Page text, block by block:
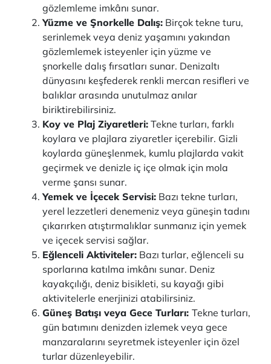
gözlemleme imkânı sunar.
Yüzme ve Şnorkelle Dalış: Birçok tekne turu,
serinlemek veya deniz yaşamını yakından
gözlemlemek isteyenler için yüzme ve
şnorkelle dalış fırsatları sunar. Denizaltı
dünyasını keşfederek renkli mercan resifleri ve
balıklar arasında unutulmaz anılar
biriktirebilirsiniz.
Koy ve Plaj Ziyaretleri: Tekne turları, farklı
koylara ve plajlara ziyaretler içerebilir. Gizli
koylarda güneşlenmek, kumlu plajlarda vakit
geçirmek ve denizle iç içe olmak için mola
verme şansı sunar.
Yemek ve İçecek Servisi: Bazı tekne turları,
yerel lezzetleri denemeniz veya güneşin tadını
çıkarırken atıştırmalıklar sunmanız için yemek
ve içecek servisi sağlar.
Eğlenceli Aktiviteler: Bazı turlar, eğlenceli su
sporlarına katılma imkânı sunar. Deniz
kayakçılığı, deniz bisikleti, su kayağı gibi
aktivitelerle enerjinizi atabilirsiniz.
Güneş Batışı veya Gece Turları: Tekne turları,
gün batımını denizden izlemek veya gece
manzaralarını seyretmek isteyenler için özel
turlar düzenleyebilir.